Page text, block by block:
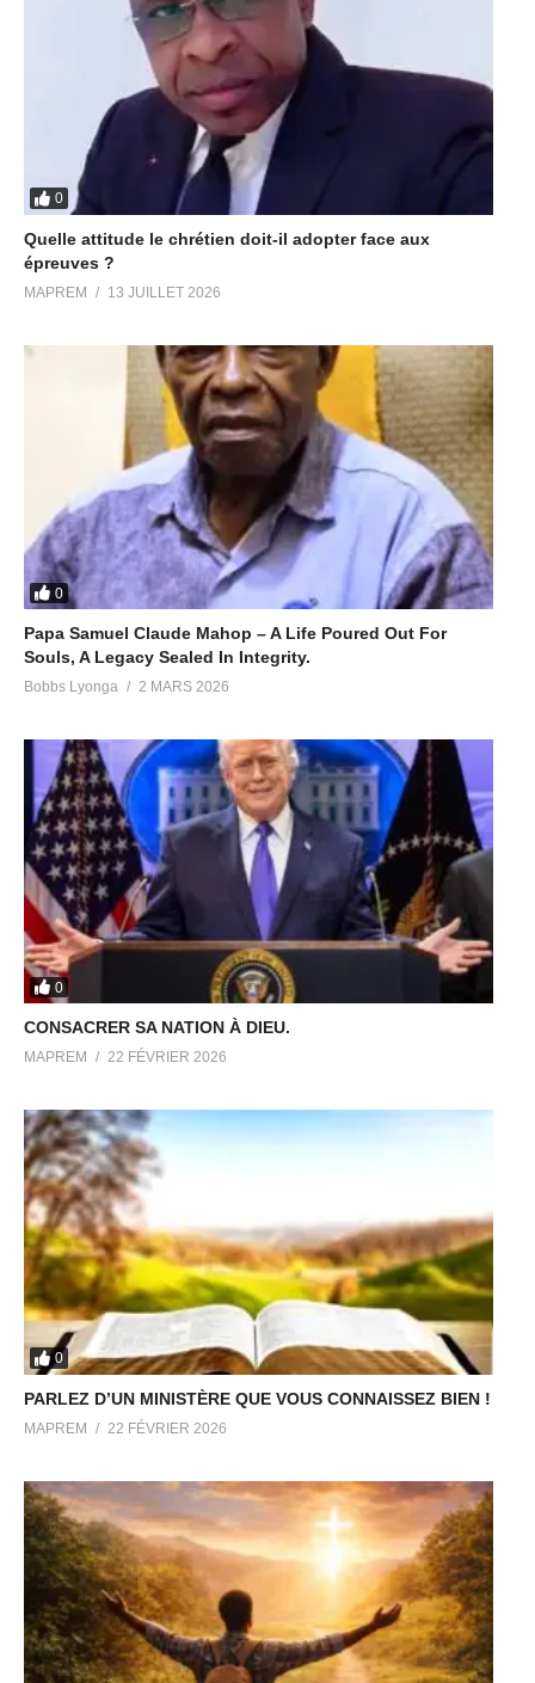
0
Quelle attitude le chrétien doit-il adopter face aux
épreuves ?
MAPREM 13 JUILLET 2026
0
Papa Samuel Claude Mahop – A Life Poured Out For
Souls, A Legacy Sealed In Integrity.
Bobbs Lyonga 2 MARS 2026
0
CONSACRER SA NATION À DIEU.
MAPREM 22 FÉVRIER 2026
0
PARLEZ D’UN MINISTÈRE QUE VOUS CONNAISSEZ BIEN !
MAPREM 22 FÉVRIER 2026